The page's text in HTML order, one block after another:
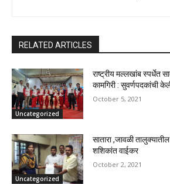
RELATED ARTICLES
Uncategorized
राष्ट्रीय मल्लखांब स्पर्धेत
कामगिरी : सुवर्णपदकांची
October 5, 2021
Uncategorized
सातारा ,जावळी
शशिकांत वाईकर
October 2, 2021